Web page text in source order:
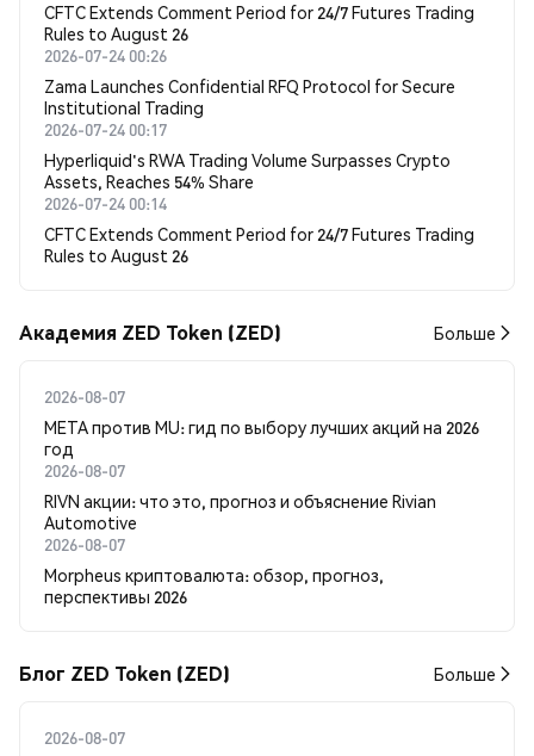
CFTC Extends Comment Period for 24/7 Futures Trading
Rules to August 26
2026-07-24 00:26
Zama Launches Confidential RFQ Protocol for Secure
Institutional Trading
2026-07-24 00:17
Hyperliquid's RWA Trading Volume Surpasses Crypto
Assets, Reaches 54% Share
2026-07-24 00:14
CFTC Extends Comment Period for 24/7 Futures Trading
Rules to August 26
Академия ZED Token (ZED) Больше
2026-08-07
META против MU: гид по выбору лучших акций на 2026
год
2026-08-07
RIVN акции: что это, прогноз и объяснение Rivian
Automotive
2026-08-07
Morpheus криптовалюта: обзор, прогноз,
перспективы 2026
Блог ZED Token (ZED) Больше
2026-08-07